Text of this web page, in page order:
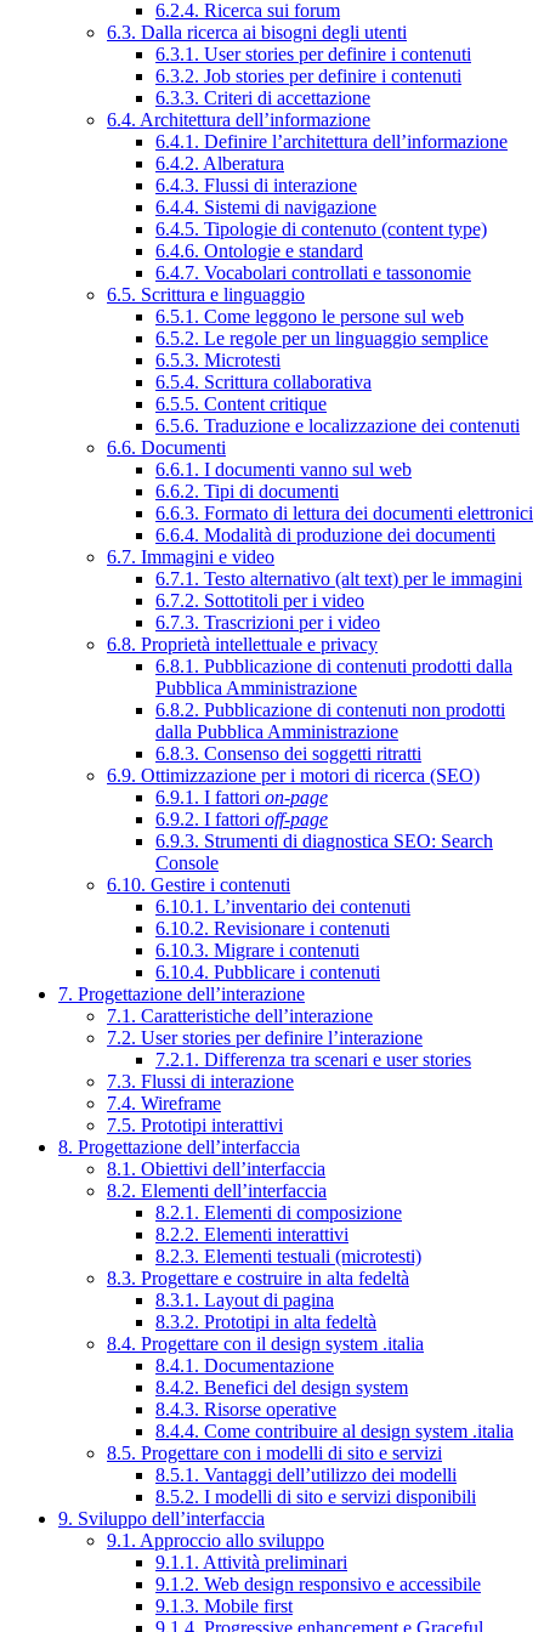
6.2.4. Ricerca sui forum
6.3. Dalla ricerca ai bisogni degli utenti
6.3.1. User stories per definire i contenuti
6.3.2. Job stories per definire i contenuti
6.3.3. Criteri di accettazione
6.4. Architettura dell’informazione
6.4.1. Definire l’architettura dell’informazione
6.4.2. Alberatura
6.4.3. Flussi di interazione
6.4.4. Sistemi di navigazione
6.4.5. Tipologie di contenuto (content type)
6.4.6. Ontologie e standard
6.4.7. Vocabolari controllati e tassonomie
6.5. Scrittura e linguaggio
6.5.1. Come leggono le persone sul web
6.5.2. Le regole per un linguaggio semplice
6.5.3. Microtesti
6.5.4. Scrittura collaborativa
6.5.5. Content critique
6.5.6. Traduzione e localizzazione dei contenuti
6.6. Documenti
6.6.1. I documenti vanno sul web
6.6.2. Tipi di documenti
6.6.3. Formato di lettura dei documenti elettronici
6.6.4. Modalità di produzione dei documenti
6.7. Immagini e video
6.7.1. Testo alternativo (alt text) per le immagini
6.7.2. Sottotitoli per i video
6.7.3. Trascrizioni per i video
6.8. Proprietà intellettuale e privacy
6.8.1. Pubblicazione di contenuti prodotti dalla
Pubblica Amministrazione
6.8.2. Pubblicazione di contenuti non prodotti
dalla Pubblica Amministrazione
6.8.3. Consenso dei soggetti ritratti
6.9. Ottimizzazione per i motori di ricerca (SEO)
6.9.1. I fattori on-page
6.9.2. I fattori off-page
6.9.3. Strumenti di diagnostica SEO: Search
Console
6.10. Gestire i contenuti
6.10.1. L’inventario dei contenuti
6.10.2. Revisionare i contenuti
6.10.3. Migrare i contenuti
6.10.4. Pubblicare i contenuti
7. Progettazione dell’interazione
7.1. Caratteristiche dell’interazione
7.2. User stories per definire l’interazione
7.2.1. Differenza tra scenari e user stories
7.3. Flussi di interazione
7.4. Wireframe
7.5. Prototipi interattivi
8. Progettazione dell’interfaccia
8.1. Obiettivi dell’interfaccia
8.2. Elementi dell’interfaccia
8.2.1. Elementi di composizione
8.2.2. Elementi interattivi
8.2.3. Elementi testuali (microtesti)
8.3. Progettare e costruire in alta fedeltà
8.3.1. Layout di pagina
8.3.2. Prototipi in alta fedeltà
8.4. Progettare con il design system .italia
8.4.1. Documentazione
8.4.2. Benefici del design system
8.4.3. Risorse operative
8.4.4. Come contribuire al design system .italia
8.5. Progettare con i modelli di sito e servizi
8.5.1. Vantaggi dell’utilizzo dei modelli
8.5.2. I modelli di sito e servizi disponibili
9. Sviluppo dell’interfaccia
9.1. Approccio allo sviluppo
9.1.1. Attività preliminari
9.1.2. Web design responsivo e accessibile
9.1.3. Mobile first
9.1.4. Progressive enhancement e Graceful